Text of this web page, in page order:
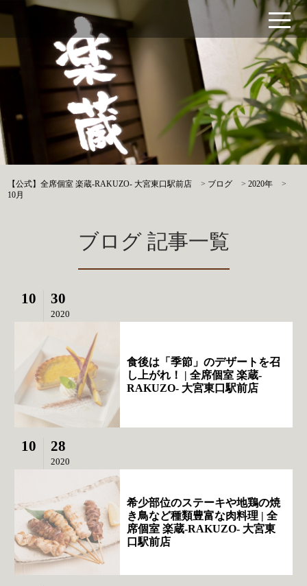
【公式】全席個室 楽蔵‐RAKUZO‐ 大宮東口駅前店 > ブログ >2020年
>
10月
ブログ 記事一覧
10 30
2020
食後は「季節」のデザートを召
し上がれ！ | 全席個室 楽蔵‐
RAKUZO‐ 大宮東口駅前店
10 28
2020
希少部位のステーキや地鶏の焼
き鳥など種類豊富な肉料理 | 全
席個室 楽蔵‐RAKUZO‐ 大宮東
口駅前店